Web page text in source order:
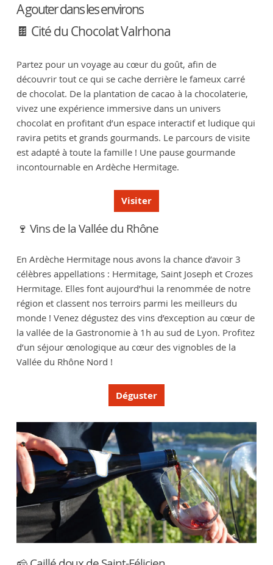
A gouter dans les environs
🍫 Cité du Chocolat Valrhona
Partez pour un voyage au cœur du goût, afin de
découvrir tout ce qui se cache derrière le fameux carré
de chocolat. De la plantation de cacao à la chocolaterie,
vivez une expérience immersive dans un univers
chocolat en profitant d’un espace interactif et ludique qui
ravira petits et grands gourmands. Le parcours de visite
est adapté à toute la famille ! Une pause gourmande
incontournable en Ardèche Hermitage.
Visiter
🍷 Vins de la Vallée du Rhône
En Ardèche Hermitage nous avons la chance d’avoir 3
célèbres appellations : Hermitage, Saint Joseph et Crozes
Hermitage. Elles font aujourd’hui la renommée de notre
région et classent nos terroirs parmi les meilleurs du
monde ! Venez dégustez des vins d’exception au cœur de
la vallée de la Gastronomie à 1h au sud de Lyon. Profitez
d’un séjour œnologique au cœur des vignobles de la
Vallée du Rhône Nord !
Déguster